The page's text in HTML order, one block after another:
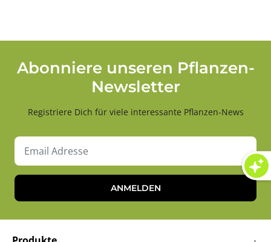
Abonniere unseren Pflanzen-
Newsletter
Registriere Dich für viele interessante Pflanzen-News
ANMELDEN